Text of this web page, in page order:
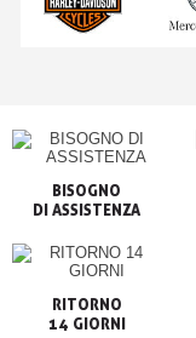
BISOGNO
RITORNO
14 GIORNI